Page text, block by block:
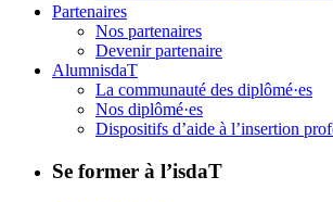
Partenaires
Nos partenaires
Devenir partenaire
AlumnisdaT
La communauté des diplômé·es
Nos diplômé·es
Dispositifs d’aide à l’insertion
Se former à l’isdaT